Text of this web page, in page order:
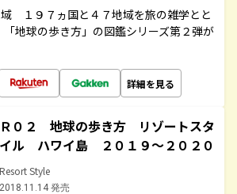
域 １９７ヵ国と４７地域を旅の雑学とと
地球の歩き方」の図鑑シリーズ第２弾が
詳細を見る
Ｒ０２ 地球の歩き方 リゾートスタ
イル ハワイ島 ２０１９～２０２０
Resort Style
2018.11.14 発売